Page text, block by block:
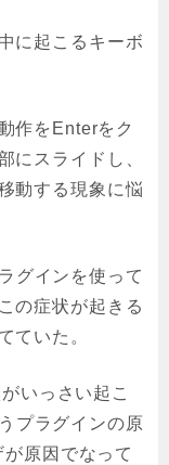
に起こるキーボ
作をEnterをク
にスライドし、
動する現象に悩
グインを使って
の症状が起きる
ていた。
いっさい起こ
プラグインの原
原因でなって